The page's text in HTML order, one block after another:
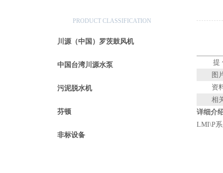
PRODUCT CLASSIFICATION
川源（中国）罗茨鼓风机
中国台湾川源水泵
污泥脱水机
芬顿
非标设备
提
图
资
相
详细介
LMI\P